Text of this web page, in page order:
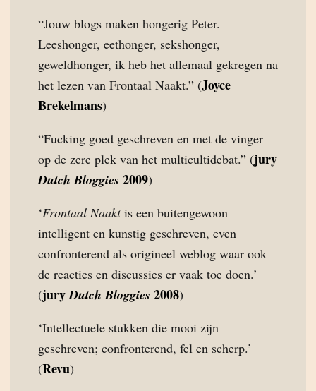
“Jouw blogs maken hongerig Peter.
Leeshonger, eethonger, sekshonger,
geweldhonger, ik heb het allemaal gekregen na
het lezen van Frontaal Naakt.” (Joyce
Brekelmans)
“Fucking goed geschreven en met de vinger
op de zere plek van het multicultidebat.” (jury
Dutch Bloggies 2009)
‘Frontaal Naaktis een buitengewoon
intelligent en kunstig geschreven, even
confronterend als origineel weblog waar ook
de reacties en discussies er vaak toe doen.’
(juryDutch Bloggies 2008)
‘Intellectuele stukken die mooi zijn
geschreven; confronterend, fel en scherp.’
(Revu)